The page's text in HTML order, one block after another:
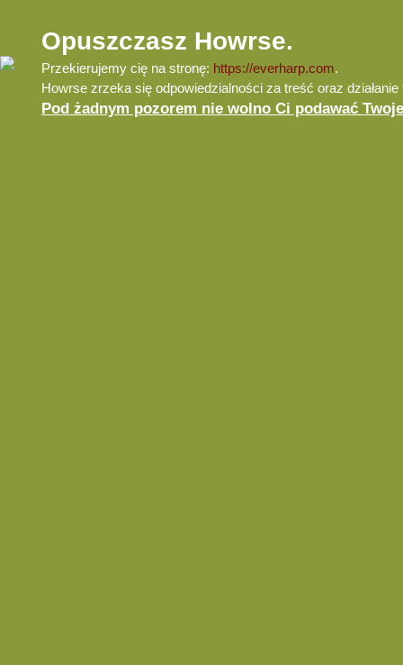
Opuszczasz Howrse.
Przekierujemy cię na stronę: https://everharp.com.
Howrse zrzeka się odpowiedzialności za treść oraz działanie
Pod żadnym pozorem nie wolno Ci podawać